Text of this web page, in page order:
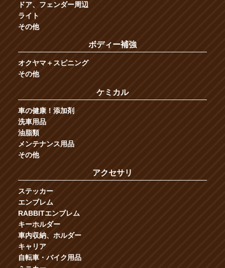
ドア、フェンダー周辺
ライト
その他
ボディー補強
オクヤマ＋スピニング
その他
ケミカル
車の健康！添加剤
洗車用品
油脂類
メンテナンス用品
その他
アクセサリ
ステッカー
エンブレム
RABBITエンブレム
キーホルダー
車内収納、ホルダー
キャリア
自転車・バイク用品